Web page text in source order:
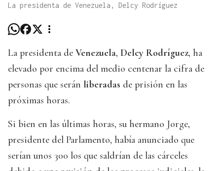
La presidenta de Venezuela, Delcy Rodríguez
La presidenta de Venezuela, Delcy Rodríguez, ha
elevado por encima del medio centenar la cifra de
personas que serán liberadas de prisión en las
próximas horas.
Si bien en las últimas horas, su hermano Jorge,
presidente del Parlamento, había anunciado que
serían unos 300 los que saldrían de las cárceles